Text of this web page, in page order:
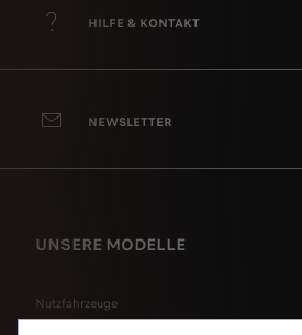
HILFE & KONTAKT
NEWSLETTER
UNSERE MODELLE
Nutzfahrzeuge
Firmenwagen